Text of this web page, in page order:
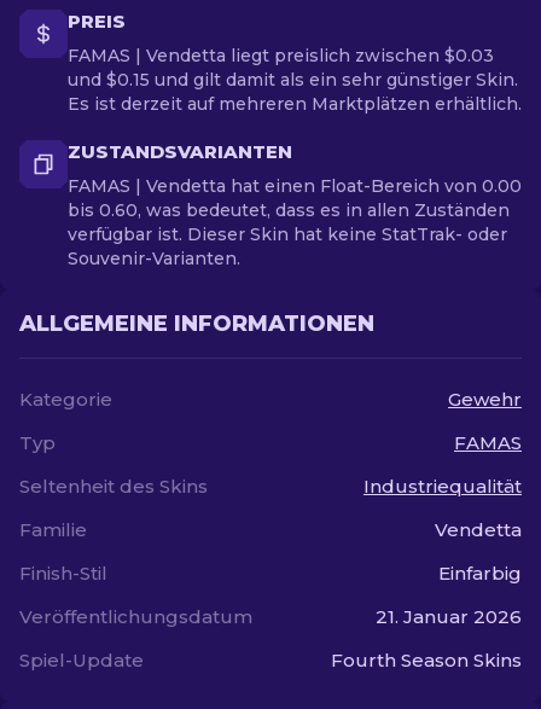
PREIS
FAMAS | Vendetta liegt preislich zwischen $0.03
und $0.15 und gilt damit als ein sehr günstiger Skin.
Es ist derzeit auf mehreren Marktplätzen erhältlich.
ZUSTANDSVARIANTEN
FAMAS | Vendetta hat einen Float-Bereich von 0.00
bis 0.60, was bedeutet, dass es in allen Zuständen
verfügbar ist. Dieser Skin hat keine StatTrak- oder
Souvenir-Varianten.
ALLGEMEINE INFORMATIONEN
Kategorie
Gewehr
Typ
FAMAS
Seltenheit des Skins
Industriequalität
Familie
Vendetta
Finish-Stil
Einfarbig
Veröffentlichungsdatum
21. Januar 2026
Spiel-Update
Fourth Season Skins